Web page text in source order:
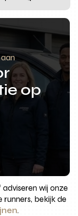
op
wij onze
bekijk de
.